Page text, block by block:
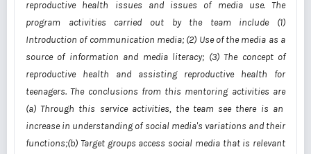
reproductive health issues and issues of media use. The
program activities carried out by the team include (1)
Introduction of communication media; (2) Use of the media as a
source of information and media literacy; (3) The concept of
reproductive health and assisting reproductive health for
teenagers. The conclusions from this mentoring activities are
(a) Through this service activities, the team see thereis an
increase in understanding of social media's variations and their
functions;(b) Target groups access social media that is relevant